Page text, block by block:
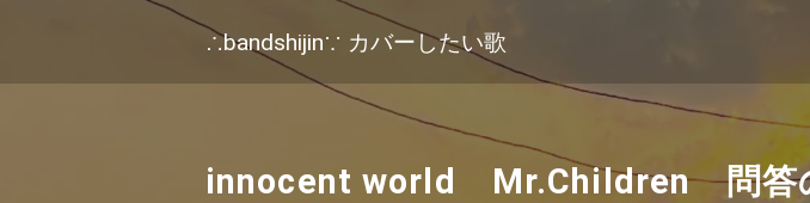
∴bandshijin∵ カバーしたい歌
innocent world Mr.Children 問答